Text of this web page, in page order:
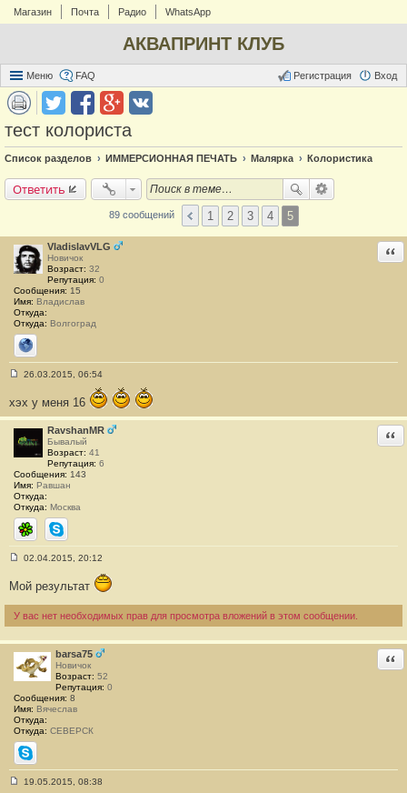
Магазин Почта Радио WhatsApp
АКВАПРИНТ КЛУБ
Меню FAQ Вход
Регистрация
тест колориста
Список разделов ИММЕРСИОННАЯ ПЕЧАТЬ Малярка Колористика
Ответить
89 сообщений 1 2 3 4 5
VladislavVLG
Новичок
Возраст: 32
Репутация: 0
Сообщения: 15
Имя: Владислав
Откуда:
Откуда: Волгоград
Сайт
о
б
е
н
и
#
8
1
26.03.2015, 06:54
хэх у меня 16
RavshanMR
Бывалый
Возраст: 41
Репутация: 6
Сообщения: 143
Имя: Равшан
Откуда:
Откуда: Москва
ICQ Skype
о
е
и
е
#
8
02.04.2015, 20:12
Мой результат
У вас нет необходимых прав для просмотра вложений в этом сообщении.
barsa75
Новичок
Возраст: 52
Репутация: 0
Сообщения: 8
Имя: Вячеслав
Откуда:
Откуда: СЕВЕРСК
Skype
19.05.2015, 08:38